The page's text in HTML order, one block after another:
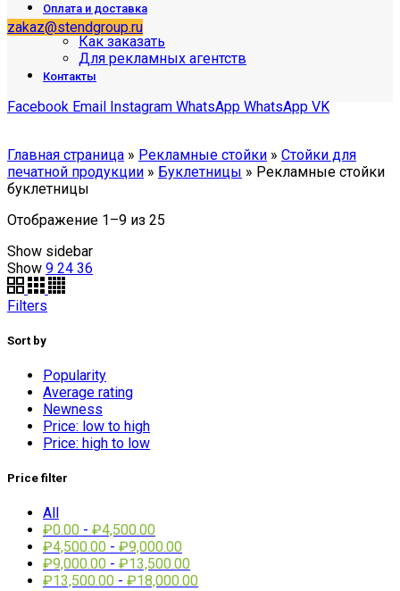
Оплата и доставка
Доставка
Как заказать
Для рекламных агентств
Контакты
Facebook Email Instagram WhatsApp WhatsApp VK
zakaz@stendgroup.ru
Главная страница » Рекламные стойки » Стойки для
печатной продукции » Буклетницы » Рекламные стойки
буклетницы
Отображение 1–9 из 25
Show sidebar
Show 9 24 36
Filters
Sort by
Popularity
Average rating
Newness
Price: low to high
Price: high to low
Price filter
All
₽0.00 - ₽4,500.00
₽4,500.00 - ₽9,000.00
₽9,000.00 - ₽13,500.00
₽13,500.00 - ₽18,000.00